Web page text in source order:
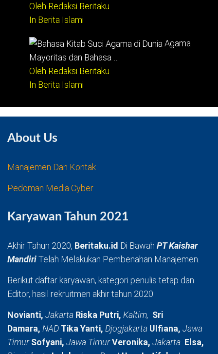
Oleh Redaksi Beritaku
In Berita Islami
Agama
Mayoritas dan Bahasa …
Oleh Redaksi Beritaku
In Berita Islami
About Us
Manajemen Dan Kontak
Pedoman Media Cyber
Karyawan Tahun 2021
Akhir Tahun 2020, Beritaku.id Di Bawah PT Kaishar
MandiriTelah Melakukan Pembenahan Manajemen.
Berikut daftar karyawan, kategori penulis tetap dan
Editor, hasil rekruitmen akhir tahun 2020:
Novianti, Jakarta Riska Putri, Kaltim, Sri
Damara, NAD Tika Yanti, Djogjakarta Ulfiana, Jawa
TimurSofyani, Jawa TimurVeronika, Jakarta Elsa,